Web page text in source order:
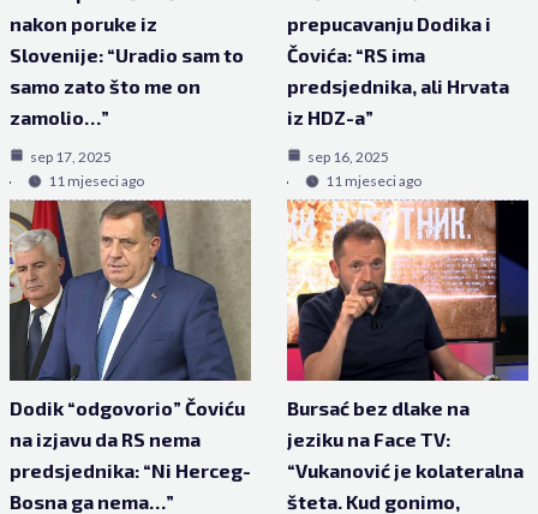
nakon poruke iz
Slovenije: “Uradio sam to
samo zato što me on
zamolio…”
sep 17, 2025
11 mjeseci ago
prepucavanju Dodika i
Čovića: “RS ima
predsjednika, ali Hrvata
iz HDZ-a”
sep 16, 2025
11 mjeseci ago
Dodik “odgovorio” Čoviću
na izjavu da RS nema
predsjednika: “Ni Herceg-
Bosna ga nema…”
Bursać bez dlake na
jeziku na Face TV:
“Vukanović je kolateralna
šteta. Kud gonimo,